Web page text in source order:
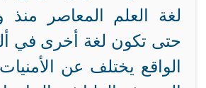
لغة العلم المعاصر
حتى تكون لغة أخرى في
الواقع يختلف عن